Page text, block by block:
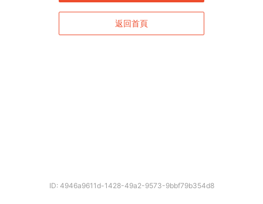
返回首頁
ID: 4946a9611d-1428-49a2-9573-9bbf79b354d8